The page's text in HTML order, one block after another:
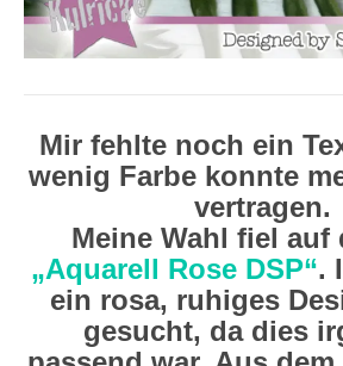
Mir fehlte noch ein
wenig Farbe konnte
vertragen.
Meine Wahl fiel auf
„Aquarell Rose DSP“.
ein rosa, ruhiges
gesucht, da dies